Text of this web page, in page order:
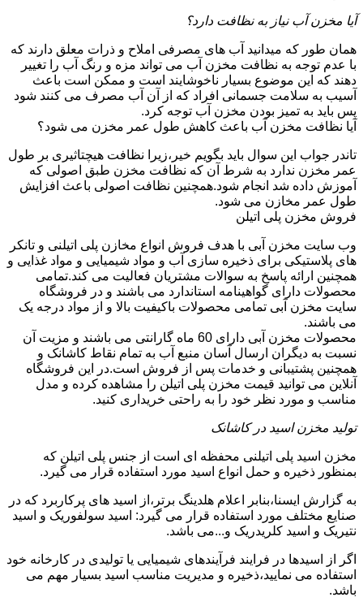
آیا مخزن آب نیاز به نظافت دارد؟
همان طور که میدانید آب های مصرفی املاح و ذرات معلق دارند که
با عدم توجه به نظافت مخزن آب می تواند مزه و رنگ آب را تغییر
دهند که این موضوع بسیار ناخوشایند است و ممکن است باعث
آسیب به سلامت جسمانی افراد که از آن آب مصرف می کنند شود
پس باید به تمیز بودن مخزن آب توجه کرد.
آیا نظافت مخزن آب باعث کاهش طول عمر مخزن می شود؟
تاندر جواب این سوال باید بگویم خیر،زیرا نظافت هیچتاثیری بر طول
عمر مخزن ندارد به شرط آن که نظافت مخزن طبق اصولی که
آموزش داده شد انجام شود.همچنین نظافت اصولی باعث افزایش
طول عمر مخازن می شود.
فروش مخزن پلی اتیلن
وب سایت مخزن آبی با هدف فروش انواع مخازن پلی اتیلنی و تانکر
های پلاستیکی برای ذخیره سازی آب و مواد شیمیایی و مواد غذایی و
همچنین ارائه پاسخ به سوالات مشتریان فعالیت می کند.تمامی
محصولات دارای گواهینامه استاندارد می باشند و در فروشگاه
سایت مخزن آبی تمامی محصولات باکیفیت بالا و از مواد درجه یک
می باشند.
محصولات مخزن آبی دارای 60 ماه گارانتی می باشند و مزیت آن
نسبت به دیگران ارسال آسان منبع آب به تمام نقاط کاشانک و
همچنین پشتیبانی و خدمات پس از فروش است.در این فروشگاه
آنلاین می توانید قیمت مخزن پلی اتیلن را مشاهده کرده و مدل
مناسب و مورد نظر خود را به راحتی خریداری کنید.
تولید مخزن اسید در کاشانک
مخزن اسید پلی اتیلنی محفظه ای است از جنس پلی اتیلن که
بمنظور ذخیره و حمل انواع اسید مورد استفاده قرار می گیرد.
به گزارش ایسنا،بنابر اعلام هلدینگ برتر،از اسید های پرکاربرد که در
صنایع مختلف مورد استفاده قرار می گیرد: اسید سولفوریک و اسید
نتیریک و اسید کلریدریک و...می باشد.
اگر از اسیدها در فرایند فرآیندهای شیمیایی یا تولیدی در کارخانه خود
استفاده می نمایید،ذخیره و مدیریت مناسب اسید بسیار مهم می
باشد.